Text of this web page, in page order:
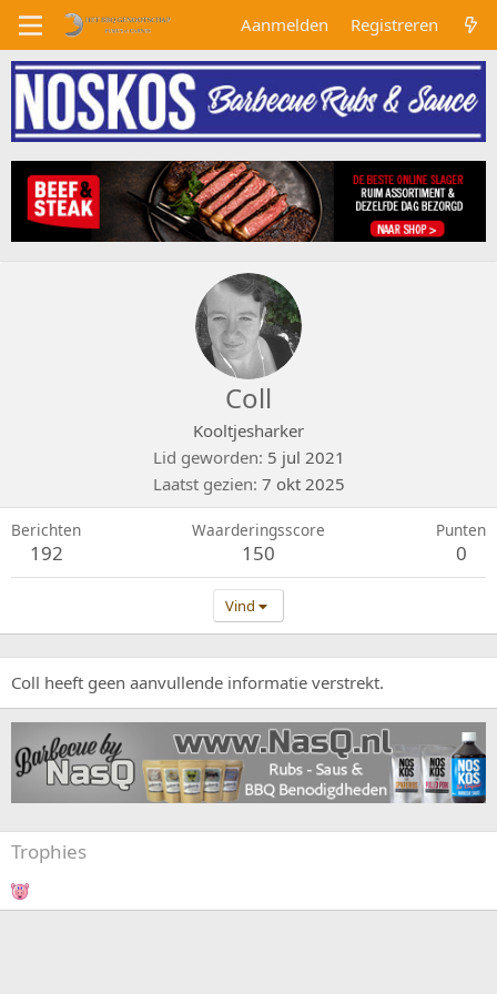
Aanmelden Registreren
Coll
Kooltjesharker
Lid geworden 5 jul 2021
Laatst gezien 7 okt 2025
Berichten
192
Waarderingsscore
150
Punten
0
Vind
Coll heeft geen aanvullende informatie verstrekt.
Trophies